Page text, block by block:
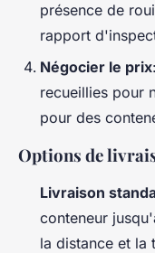
présence de
rapport
Négocier le prix
recueillies pour
pour des
Options de
Livraison
conteneur
la distance et la